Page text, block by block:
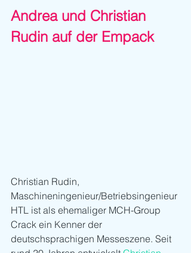
Andrea und Christian
Rudin auf der Empack
Christian Rudin,
Maschineningenieur/Betriebsingenieur
HTL ist als ehemaliger MCH-Group
Crack ein Kenner der
deutschsprachigen Messeszene. Seit